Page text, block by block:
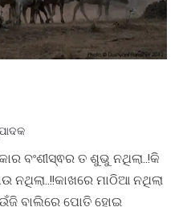
ବଂଶୀସ୍ଵର ତ ଶୁଭୁ ନଥିଲା..!କି
ନଥିଲା..!!କାଖରେ ମାଠିଆ ନଥିଲା
ବାଲିରେ ପୋତି ହୋଇ